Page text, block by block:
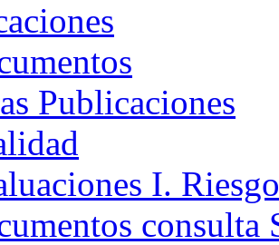
Publicaciones
I.
consulta